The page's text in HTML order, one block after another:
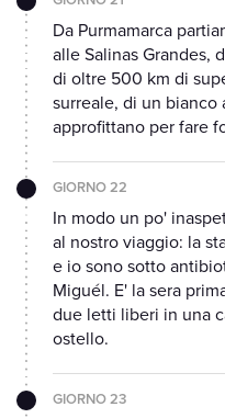
Da Purmamarca
alle Salinas Grandes,
di oltre 500 km di
surreale, di un
approfittano per fare
GIORNO 22
In modo un po'
al nostro viaggio: la
e io sono sotto
Miguél. E' la sera
due letti liberi in una
ostello.
GIORNO 23